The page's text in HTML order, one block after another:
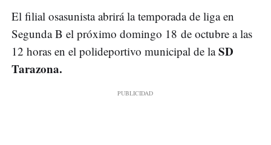
El filial osasunista abrirá la temporada de liga en
Segunda B el próximo domingo 18 de octubre a las
12 horas en el polideportivo municipal de laSD
Tarazona.